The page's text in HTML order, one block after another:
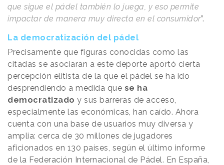
que sigue el pádel también lo juega, y eso permite
impactar de manera muy directa en el consumidor”.
La democratización del pádel
Precisamente que figuras conocidas como las
citadas se asociaran a este deporte aportó cierta
percepción elitista de la que el pádel se ha ido
desprendiendo a medida que se ha
democratizado y sus barreras de acceso,
especialmente las económicas, han caído. Ahora
cuenta con una base de usuarios muy diversa y
amplia: cerca de 30 millones de jugadores
aficionados en 130 países, según el último informe
de la Federación Internacional de Pádel. En España,